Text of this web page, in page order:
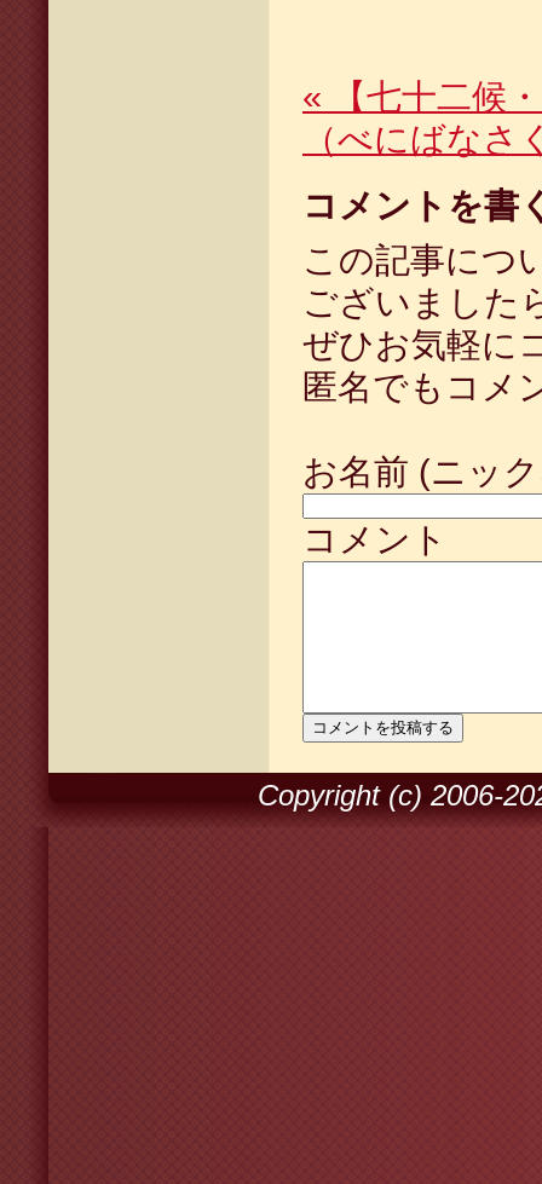
« 【七十二候
（べにばなさ
コメントを書
この記事につ
ございました
ぜひお気軽に
匿名でもコメ
お名前 (ニッ
コメント
Copyright (c) 2006-